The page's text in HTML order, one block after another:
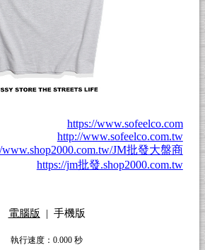
https://www.sofeelco.com
http://www.sofeelco.com.tw
www.shop2000.com.tw/JM批發大盤商
https://jm批發.shop2000.com.tw
電腦版 | 手機版
執行速度 ：0.000 秒